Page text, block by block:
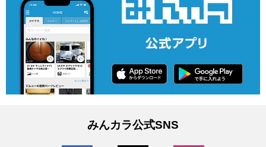
みんカラ公式SNS